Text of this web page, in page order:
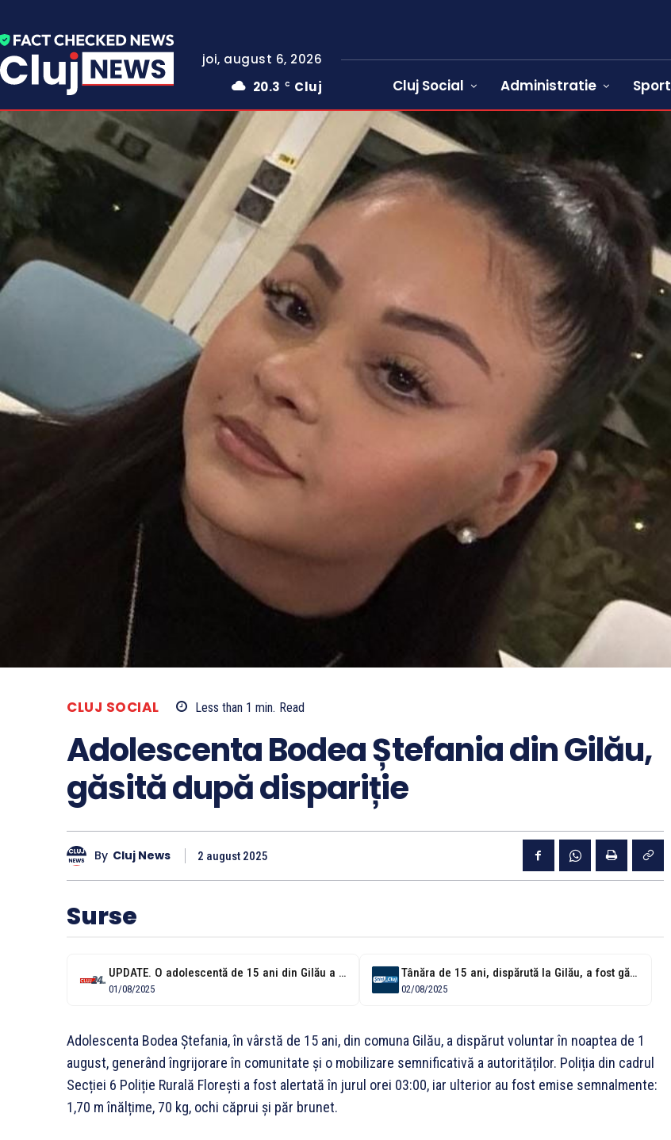
joi, august 6, 2026
20.3
C Cluj Cluj Social Administratie Sport
CLUJ SOCIAL Less than 1 min. Read
Adolescenta Bodea Ștefania din Gilău,
găsită după dispariție
By Cluj News 2 august 2025
Surse
UPDATE. O adolescentă de 15 ani din Gilău a fost dată dispărută....
01/08/2025
Tânăra de 15 ani, dispărută la Gilău, a fost găsită. Plecase voluntar...
02/08/2025
Adolescenta Bodea Ștefania, în vârstă de 15 ani, din comuna Gilău, a dispărut voluntar în noaptea de 1
august, generând îngrijorare în comunitate și o mobilizare semnificativă a autorităților. Poliția din cadrul
Secției 6 Poliție Rurală Florești a fost alertată în jurul orei 03:00, iar ulterior au fost emise semnalmente:
1,70 m înălțime, 70 kg, ochi căprui și păr brunet.